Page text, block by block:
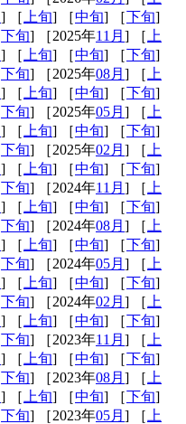
] ［ 上旬] ［中旬] ［下旬]
下旬] ［2025年11月 ] ［ 上
] ［ 上旬] ［中旬] ［下旬]
下旬] ［2025年08月 ] ［ 上
] ［ 上旬] ［中旬] ［下旬]
下旬] ［2025年05月 ] ［ 上
] ［ 上旬] ［中旬] ［下旬]
下旬] ［2025年02月 ] ［ 上
] ［ 上旬] ［中旬] ［下旬]
下旬] ［2024年11月 ] ［ 上
] ［ 上旬] ［中旬] ［下旬]
下旬] ［2024年08月 ] ［ 上
] ［ 上旬] ［中旬] ［下旬]
下旬] ［2024年05月 ] ［ 上
] ［ 上旬] ［中旬] ［下旬]
下旬] ［2024年02月 ] ［ 上
] ［ 上旬] ［中旬] ［下旬]
下旬] ［2023年11月 ] ［ 上
] ［ 上旬] ［中旬] ［下旬]
下旬] ［2023年08月 ] ［ 上
] ［ 上旬] ［中旬] ［下旬]
下旬] ［2023年05月 ] ［ 上